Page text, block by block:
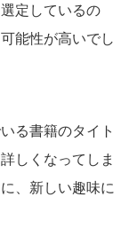
定しているの
能性が高いでし
る書籍のタイト
しくなってしま
、新しい趣味に